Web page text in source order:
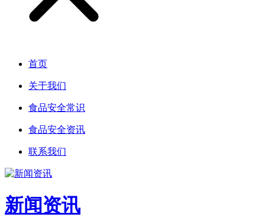
首页
关于我们
食品安全常识
食品安全资讯
联系我们
新闻资讯